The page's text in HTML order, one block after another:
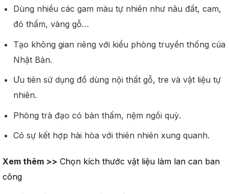
Dùng nhiều các gam màu tự nhiên như nâu đất, cam,
đỏ thẩm, vàng gỗ…
Tạo không gian riêng với kiểu phòng truyền thống của
Nhật Bản.
Ưu tiên sử dụng đồ dùng nội thất gỗ, tre và vật liệu tự
nhiên.
Phòng trà đạo có bàn thấm, nệm ngồi quỳ.
Có sự kết hợp hài hòa với thiên nhiên xung quanh.
Xem thêm >> Chọn kích thước vật liệu làm lan can ban
công